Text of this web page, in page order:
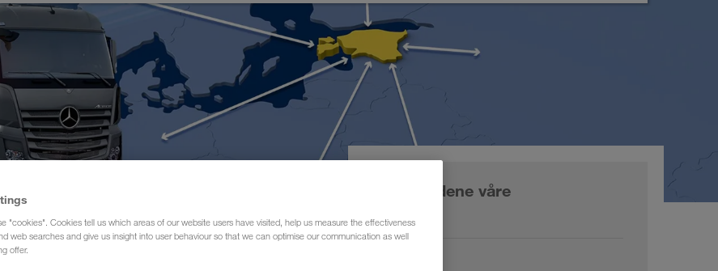
Markedene våre
Europa
"cookies". Cookies tell us which areas of our website users have visited, help us measure the effectiveness
web searches and give us insight into user behaviour so that we can optimise our communication as well
offer.